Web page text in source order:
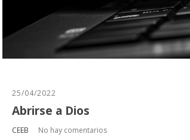
25/04/2022
Abrirse a Dios
CEEB No hay comentarios